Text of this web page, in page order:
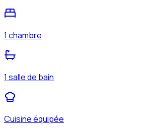
1 chambre
1 salle de bain
Cuisine équipée